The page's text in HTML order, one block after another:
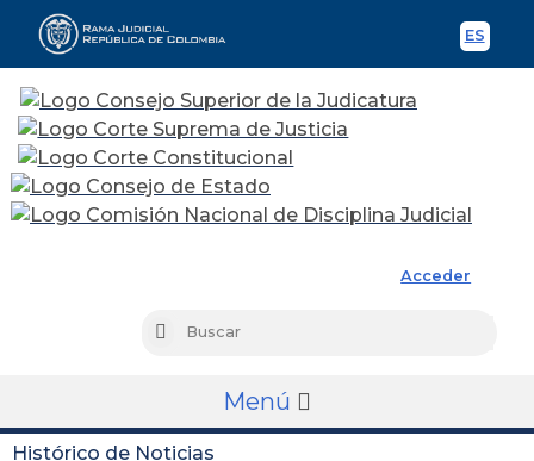
ES
Acceder
Buscar
Menú
Histórico de Noticias